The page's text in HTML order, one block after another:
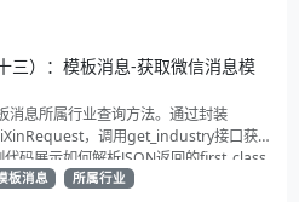
三）：模板消息-获取微信消息模
消息所属行业查询方法。通过封装
，调用get_industry接口获
码展示如何解析JSON返回的first_class
合规通知场景开发支持
板消息 所属行业